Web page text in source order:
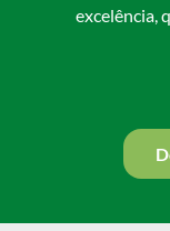
excelência,